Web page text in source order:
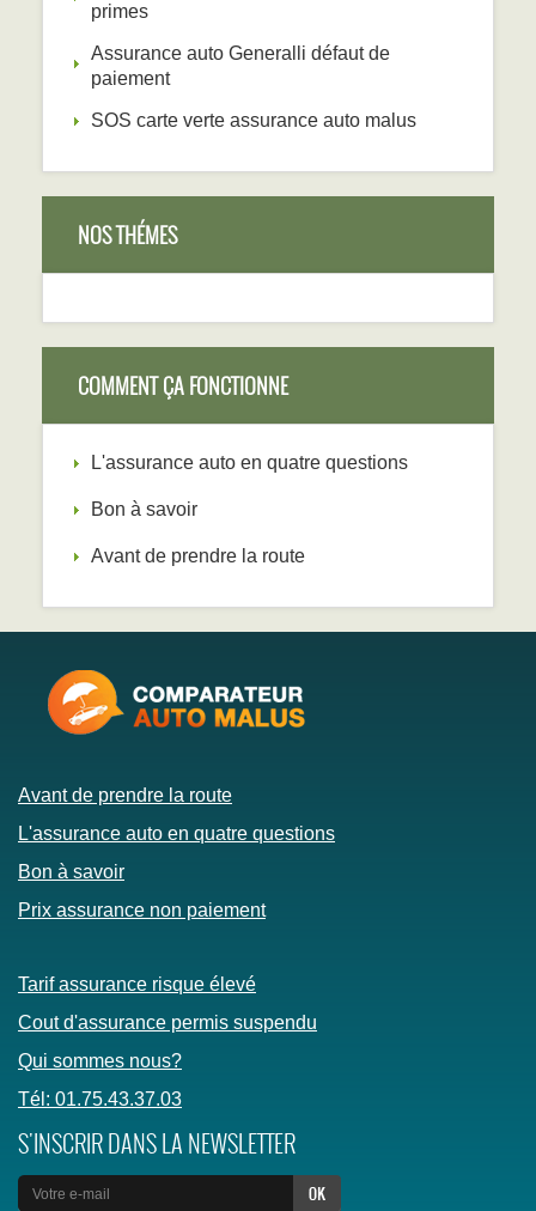
primes
Assurance auto Generalli défaut de
paiement
SOS carte verte assurance auto malus
NOS THÉMES
COMMENT ÇA FONCTIONNE
L'assurance auto en quatre questions
Bon à savoir
Avant de prendre la route
Avant de prendre la route
L'assurance auto en quatre questions
Bon à savoir
Prix assurance non paiement
Tarif assurance risque élevé
Cout d'assurance permis suspendu
Qui sommes nous?
Tél: 01.75.43.37.03
S'INSCRIR DANS LA NEWSLETTER